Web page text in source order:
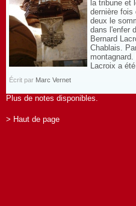
la tribune et
dernière fois
deux le
dans l'enfer
Bernard
Chablais.
Lacroix a
Écrit par Marc Vernet
Plus de notes disponibles.
> Haut de page